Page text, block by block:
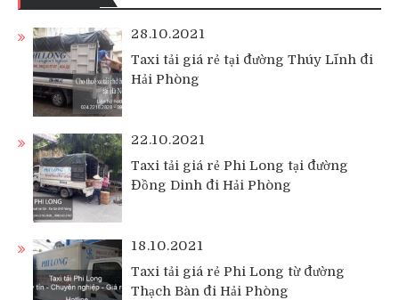
28.10.2021
Taxi tải giá rẻ tại đường Thúy Lĩnh đi
Hải Phòng
22.10.2021
Taxi tải giá rẻ Phi Long tại đường
Đồng Dinh đi Hải Phòng
18.10.2021
Taxi tải giá rẻ Phi Long từ đường
Thạch Bàn đi Hải Phòng